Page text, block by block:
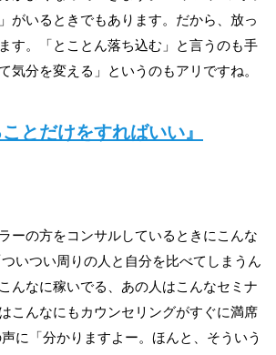
がいるときでもあります。だから、放っ
す。「とことん落ち込む」と言うのも手
気分を変える」というのもアリですね。
とだけをすればいい』
ーの方をコンサルしているときにこんな
いつい周りの人と自分を比べてしまうん
んなに稼いでる、あの人はこんなセミナ
こんなにもカウンセリングがすぐに満席
に「分かりますよー。ほんと、そういう